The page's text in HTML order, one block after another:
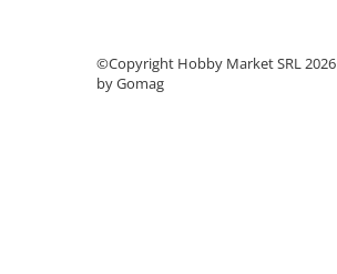
©Copyright Hobby Market SRL 2026
by Gomag